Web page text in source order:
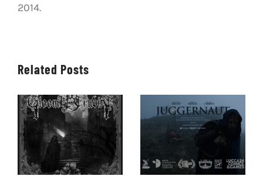
2014.
Related Posts